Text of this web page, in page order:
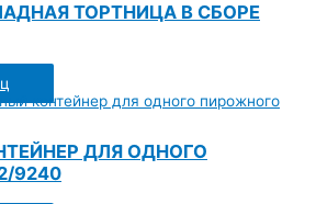
ТОРТНИЦА В СБОРЕ
ДЛЯ ОДНОГО
9240